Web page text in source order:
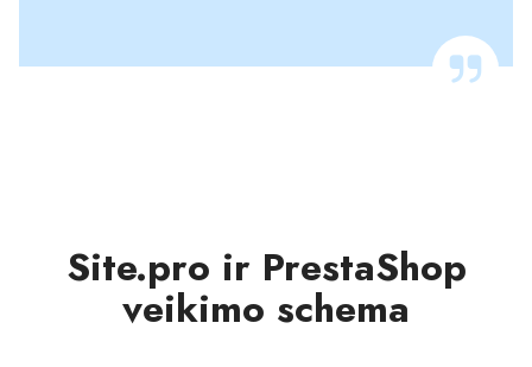
Site.pro ir PrestaShop
veikimo schema